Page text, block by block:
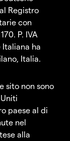
Registro
con
P. IVA
Italiana ha
Italia.
sito non sono
paese al di
nel
alla